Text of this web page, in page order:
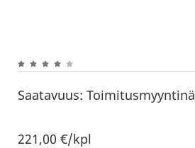
Saatavuus: Toimitusmyyntinä
221,00€/kpl